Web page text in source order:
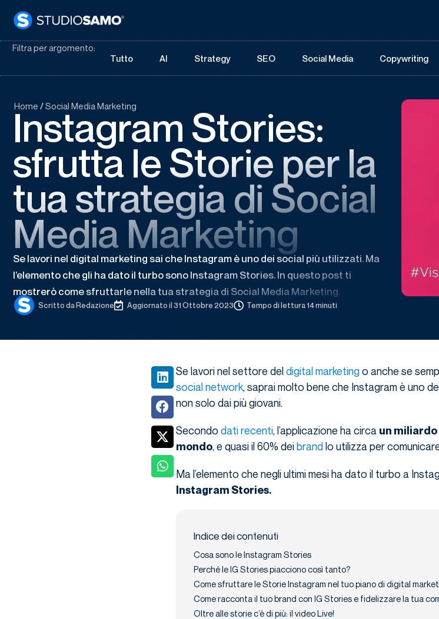
Filtra per argomento:
Tutto
AI Strategy SEO Social Media Copywriting
Home /Social Media Marketing
Instagram Stories:
sfrutta le Storie per la
tua strategia di Social
Media Marketing
Se lavori nel digital marketing sai che Instagram è uno dei social più utilizzati. Ma
l’elemento che gli ha dato il turbo sono Instagram Stories. In questo post ti
mostrerò come sfruttarle nella tua strategia di Social Media Marketing.
Scritto daRedazione Aggiornato il 31 Ottobre 2023 Tempo di lettura 14 minuti
Se lavori nel settore deldigital marketingo anche se
social network, saprai molto bene che Instagram è uno
non solo dai più giovani.
Secondo dati recenti, l’applicazione ha circa un
mondo, e quasi il 60% deibrandlo utilizza per
Ma l’elemento che negli ultimi mesi ha dato il turbo a
Instagram Stories.
Indice dei contenuti
Cosa sono le Instagram Stories
Perché le IG Stories piacciono così tanto?
Come sfruttare le Storie Instagram nel tuo piano di digital
Come racconta il tuo brand con IG Stories e fidelizzare la tua
Oltre alle storie c’è di più: il video Live!